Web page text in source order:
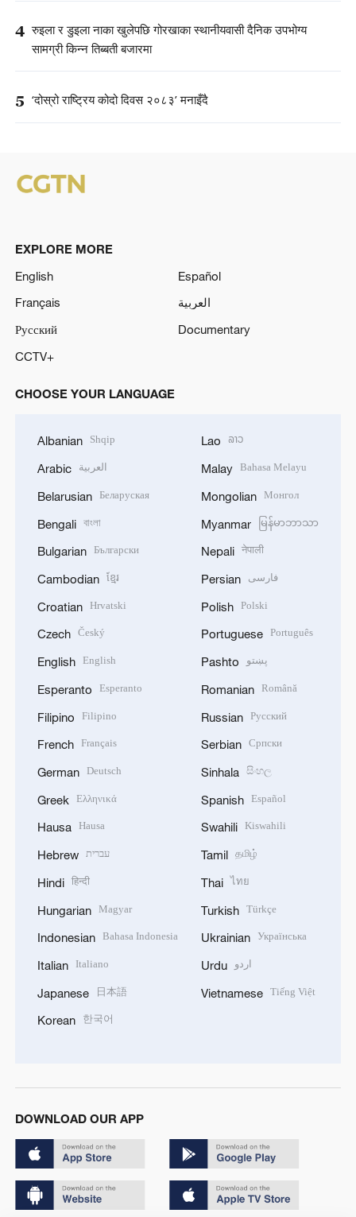
4 रुइला र डुइला नाका खुलेपछि गोरखाका स्थानीयवासी दैनिक उपभोग्य
सामग्री किन्न तिब्बती बजारमा
5 ‘दोस्रो राष्ट्रिय कोदो दिवस २०८३’ मनाइँदै
EXPLORE MORE
English
Español
Français
العربية
Русский
Documentary
CCTV+
CHOOSE YOUR LANGUAGE
Albanian Shqip
Arabic العربية
Belarusian Беларуская
Bengali বাংলা
Bulgarian Български
Cambodian ខ្មែរ
Croatian Hrvatski
Czech Český
English English
Esperanto Esperanto
Filipino Filipino
French Français
German Deutsch
Greek Ελληνικά
Hausa Hausa
Hebrew עברית
Hindi हिन्दी
Hungarian Magyar
Indonesian Bahasa Indonesia
Italian Italiano
Japanese 日本語
Korean 한국어
Lao ລາວ
Malay Bahasa Melayu
Mongolian Монгол
Myanmar မြန်မာဘာသာ
Nepali नेपाली
Persian فارسی
Polish Polski
Portuguese Português
Pashto پښتو
Romanian Română
Russian Русский
Serbian Српски
Sinhala සිංහල
Spanish Español
Swahili Kiswahili
Tamil தமிழ்
Thai ไทย
Turkish Türkçe
Ukrainian Українська
Urdu اردو
Vietnamese Tiếng Việt
DOWNLOAD OUR APP